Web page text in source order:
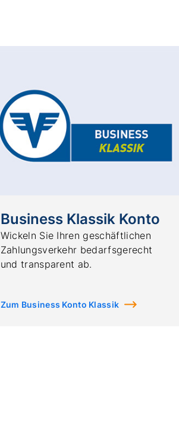
Business Klassik Konto
Wickeln Sie Ihren geschäftlichen
Zahlungsverkehr bedarfsgerecht
und transparent ab.
Zum Business Konto Klassik